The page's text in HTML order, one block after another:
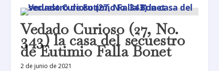
Vedado Curioso (27, No.
343) la casa del secuestro
de Eutimio Falla Bonet
2 de junio de 2021